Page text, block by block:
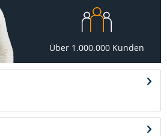
Über 1.000.000 Kunden